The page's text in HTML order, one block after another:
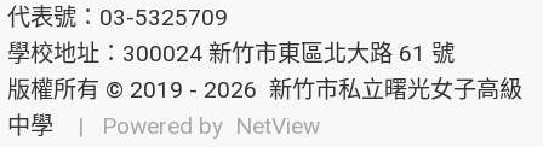
代表號：03-5325709
學校地址：300024 新竹市東區北大路 61 號
版權所有 © 2019 - 2026 新竹市私立曙光女子高級
中學
| Powered by NetView